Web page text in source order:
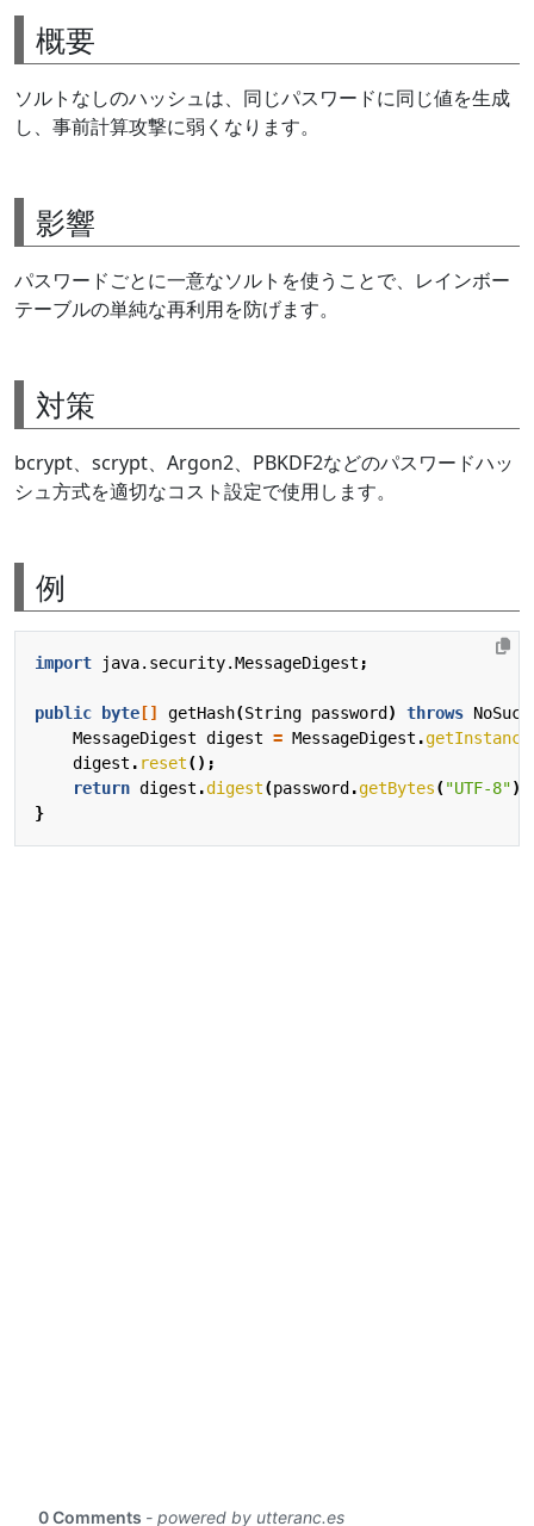
概要
ソルトなしのハッシュは、同じパスワードに同じ値を生成
し、事前計算攻撃に弱くなります。
影響
パスワードごとに一意なソルトを使うことで、レインボー
テーブルの単純な再利用を防げます。
対策
bcrypt、scrypt、Argon2、PBKDF2などのパスワードハッ
シュ方式を適切なコスト設定で使用します。
例
import java.security.MessageDigest ;
public byte [] getHash(String password ) throws
MessageDigest digest = MessageDigest .getInstance
digest . reset();
return digest .digest(password .getBytes("UTF-8"
}